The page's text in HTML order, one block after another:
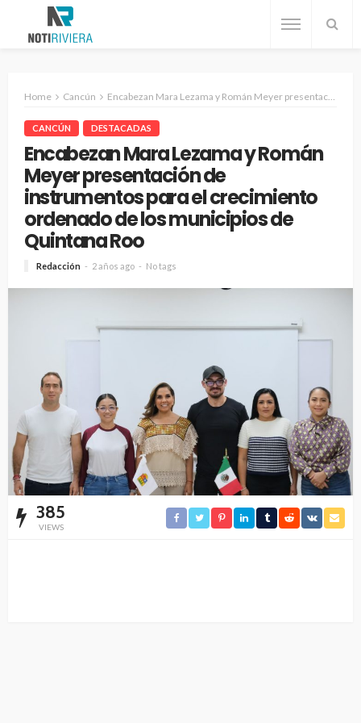
Home Cancún Encabezan Mara Lezama y Román Meyer presentación de instrumentos para el crecimiento ordenado de los municipios de Quintana Roo
CANCÚN DESTACADAS
Encabezan Mara Lezama y Román
Meyer presentación de
instrumentos para el crecimiento
ordenado de los municipios de
Quintana Roo
Redacción 2 años ago No tags
385
VIEWS